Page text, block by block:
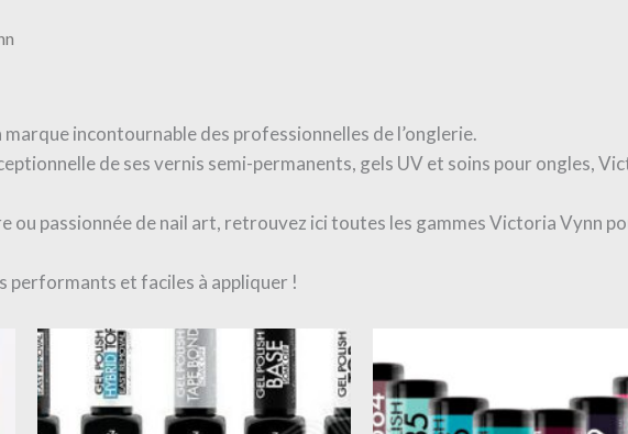
incontournable des professionnelles de l’onglerie.
de ses vernis semi-permanents, gels UV et soins pour ongles,
ou passionnée de nail art, retrouvez ici toutes les gammes Victoria Vynn
performants et faciles à appliquer !